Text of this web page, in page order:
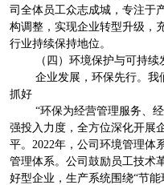
司全体员工众志成城，专注于
构调整，实现企业转型升级，
行业持续保持地位。
（四）环境保护与可持续
企业发展，环保先行。我
抓好
“环保为经营管理服务、
强投入力度，全方位深化开展
平。2022年，公司环境管理体
管理体系。公司鼓励员工技术
好型企业，生产系统围绕“节